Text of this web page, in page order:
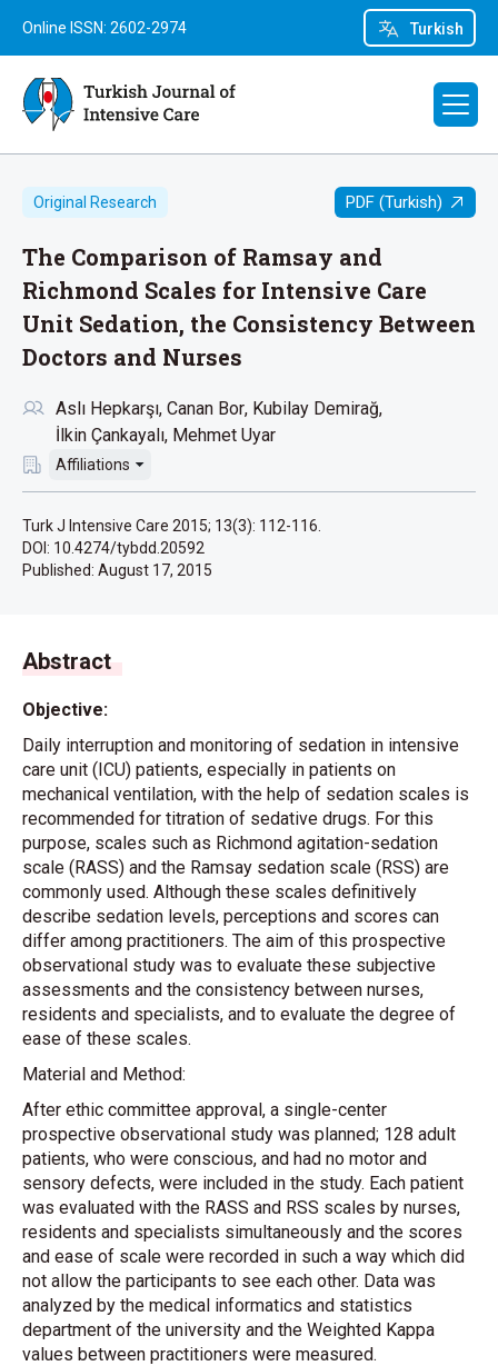
Turkish
Online ISSN: 2602-2974
Original Research PDF (Turkish)
The Comparison of Ramsay and
Richmond Scales for Intensive Care
Unit Sedation, the Consistency Between
Doctors and Nurses
Aslı Hepkarşı Canan Bor Kubilay Demirağ
İlkin Çankayalı Mehmet Uyar
Affiliations
Turk J Intensive Care 2015; 13(3): 112-116.
DOI: 10.4274/tybdd.20592
Published: August 17, 2015
Abstract
Objective:
Daily interruption and monitoring of sedation in intensive
care unit (ICU) patients, especially in patients on
mechanical ventilation, with the help of sedation scales is
recommended for titration of sedative drugs. For this
purpose, scales such as Richmond agitation-sedation
scale (RASS) and the Ramsay sedation scale (RSS) are
commonly used. Although these scales definitively
describe sedation levels, perceptions and scores can
differ among practitioners. The aim of this prospective
observational study was to evaluate these subjective
assessments and the consistency between nurses,
residents and specialists, and to evaluate the degree of
ease of these scales.
Material and Method:
After ethic committee approval, a single-center
prospective observational study was planned; 128 adult
patients, who were conscious, and had no motor and
sensory defects, were included in the study. Each patient
was evaluated with the RASS and RSS scales by nurses,
residents and specialists simultaneously and the scores
and ease of scale were recorded in such a way which did
not allow the participants to see each other. Data was
analyzed by the medical informatics and statistics
department of the university and the Weighted Kappa
values between practitioners were measured.